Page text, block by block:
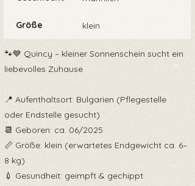
Größe klein
🐾💙 Quincy – kleiner Sonnenschein sucht ein
liebevolles Zuhause
📍 Aufenthaltsort: Bulgarien (Pflegestelle
oder Endstelle gesucht)
📆 Geboren: ca. 06/2025
📏 Größe: klein (erwartetes Endgewicht ca. 6–
8 kg)
💉 Gesundheit: geimpft & gechippt